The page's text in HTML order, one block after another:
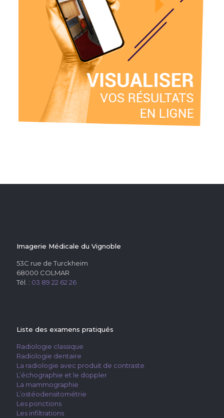
Imagerie Médicale du Vignoble
53C rue de Turckheim
68000 COLMAR
Tél. : 03 89 22 62 26
Liste des examens pratiqués
Radiologie classique
Radiologie dentaire
La radiologie avec produit de contraste
L’échographie et le doppler
La mammographie
L’ostéodensitométrie
Les ponctions
Les infiltrations